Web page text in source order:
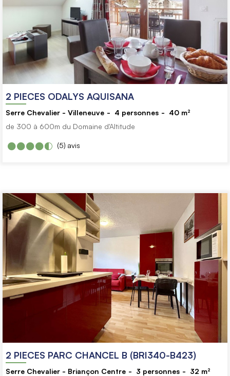
2 PIECES ODALYS AQUISANA
Serre Chevalier - Villeneuve 4 personnes 40 m²
de 300 à 600m du Domaine d'Altitude
avis
(5)
2 PIECES PARC CHANCEL B (BRI340-B423)
Serre Chevalier - Briançon Centre 3 personnes 32 m²